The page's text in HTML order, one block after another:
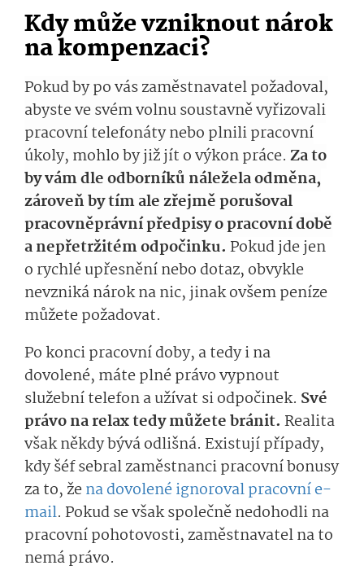
Kdy může vzniknout nárok
na kompenzaci?
Pokud by po vás zaměstnavatel požadoval,
abyste ve svém volnu soustavně vyřizovali
pracovní telefonáty nebo plnili pracovní
úkoly, mohlo by již jít o výkon práce. Za to
by vám dle odborníků náležela odměna,
zároveň by tím ale zřejmě porušoval
pracovněprávní předpisy o pracovní době
a nepřetržitém odpočinku. Pokud jde jen
o rychlé upřesnění nebo dotaz, obvykle
nevzniká nárok na nic, jinak ovšem peníze
můžete požadovat.
Po konci pracovní doby, a tedy i na
dovolené, máte plné právo vypnout
služební telefon a užívat si odpočinek. Své
právo na relax tedy můžete bránit. Realita
však někdy bývá odlišná. Existují případy,
kdy šéf sebral zaměstnanci pracovní bonusy
za to, žena dovolené ignoroval pracovní e-
mail. Pokud se však společně nedohodli na
pracovní pohotovosti, zaměstnavatel na to
nemá právo.